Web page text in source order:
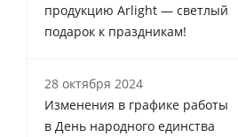
продукцию Arlight — светлый
подарок к праздникам!
28 октября 2024
Изменения в графике работы
в День народного единства